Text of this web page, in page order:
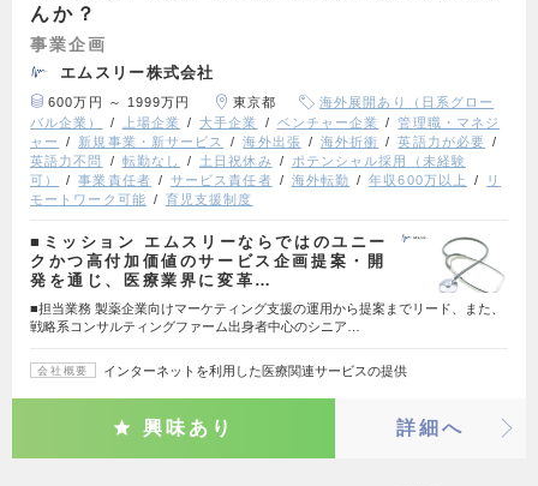
んか？
事業企画
エムスリー株式会社
600万円 ～ 1999万円 東京都
海外展開あり（日系グロー
バル企業）
上場企業 大手企業 ベンチャー企業
管理職・マネジ
ャー
新規事業・新サービス 海外出張 海外折衝
英語力が必要
英語力不問
転勤なし 土日祝休み
ポテンシャル採用（未経験
可）
事業責任者 サービス責任者 海外転勤 年収600万以上
リ
モートワーク可能
育児支援制度
■ミッション エムスリーならではのユニー
クかつ高付加価値のサービス企画提案・開
発を通じ、医療業界に変革…
■担当業務 製薬企業向けマーケティング支援の運用から提案までリード、また、
戦略系コンサルティングファーム出身者中心のシニア…
会社概要 インターネットを利用した医療関連サービスの提供
興味あり 詳細へ